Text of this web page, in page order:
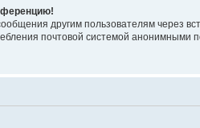
другим пользователям через
почтовой системой анонимными